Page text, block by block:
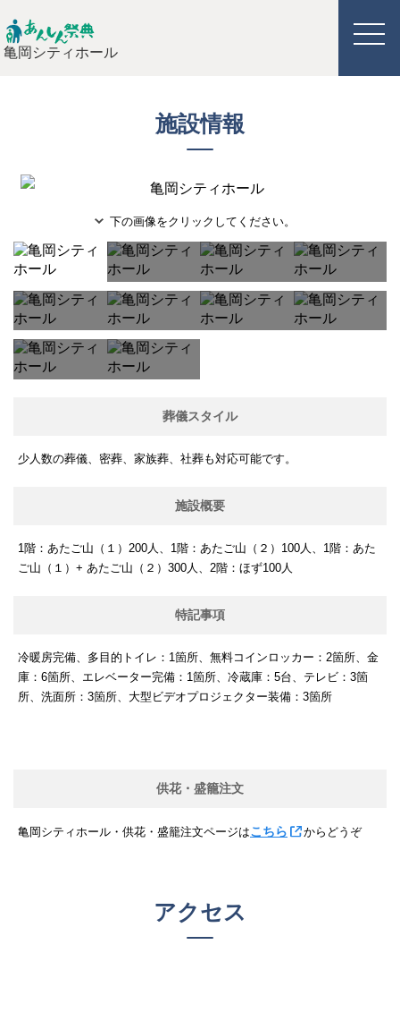
亀岡シティホール
施設情報
下の画像をクリックしてください。
葬儀スタイル
少人数の葬儀、密葬、家族葬、社葬も対応可能です。
施設概要
1階：あたご山（１）200人、1階：あたご山（２）100人、1階：あた
ご山（１）+ あたご山（２）300人、2階：ほず100人
特記事項
冷暖房完備、多目的トイレ：1箇所、無料コインロッカー：2箇所、金
庫：6箇所、エレベーター完備：1箇所、冷蔵庫：5台、テレビ：3箇
所、洗面所：3箇所、大型ビデオプロジェクター装備：3箇所
供花・盛籠注文
亀岡シティホール・供花・盛籠注文ページはこちら からどうぞ
アクセス